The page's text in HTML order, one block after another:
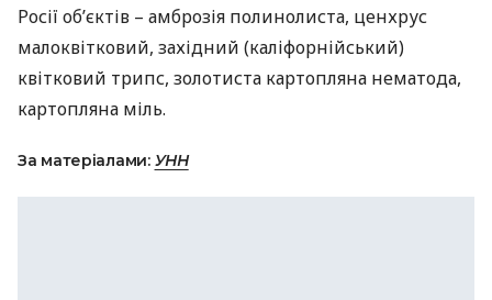
Росії об’єктів – амброзія полинолиста, ценхрус
малоквітковий, західний (каліфорнійський)
квітковий трипс, золотиста картопляна нематода,
картопляна міль.
За матеріалами: УНН